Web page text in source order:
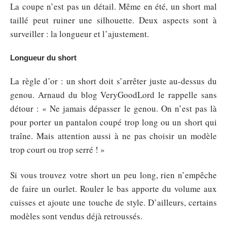
La coupe n’est pas un détail. Même en été, un short mal
taillé peut ruiner une silhouette. Deux aspects sont à
surveiller : la longueur et l’ajustement.
Longueur du short
La règle d’or : un short doit s’arrêter juste au-dessus du
genou. Arnaud du blog VeryGoodLord le rappelle sans
détour : « Ne jamais dépasser le genou. On n’est pas là
pour porter un pantalon coupé trop long ou un short qui
traîne. Mais attention aussi à ne pas choisir un modèle
trop court ou trop serré ! »
Si vous trouvez votre short un peu long, rien n’empêche
de faire un ourlet. Rouler le bas apporte du volume aux
cuisses et ajoute une touche de style. D’ailleurs, certains
modèles sont vendus déjà retroussés.